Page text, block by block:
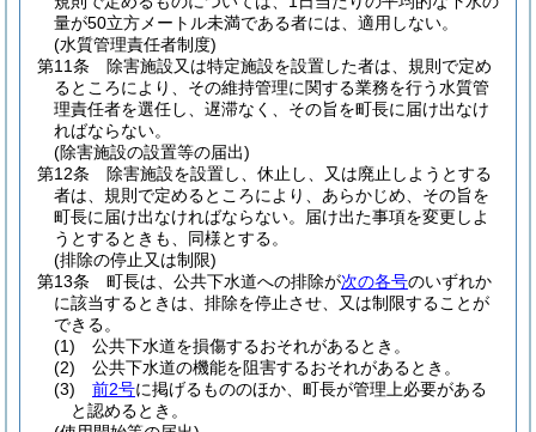
量が50立方メートル未満である者には、適用しない。
(水質管理責任者制度)
第11条
除害施設又は特定施設を設置した者は、規則で定め
るところにより、その維持管理に関する業務を行う水質管
理責任者を選任し、遅滞なく、その旨を町長に届け出なけ
ればならない。
(除害施設の設置等の届出)
第12条
除害施設を設置し、休止し、又は廃止しようとする
者は、規則で定めるところにより、あらかじめ、その旨を
町長に届け出なければならない。
届け出た事項を変更しよ
うとするときも、同様とする。
(排除の停止又は制限)
第13条
町長は、公共下水道への排除が次の各号のいずれか
に該当するときは、排除を停止させ、又は制限することが
できる。
(1)
公共下水道を損傷するおそれがあるとき。
(2)
公共下水道の機能を阻害するおそれがあるとき。
(3)
前2号に掲げるもののほか、町長が管理上必要がある
と認めるとき。